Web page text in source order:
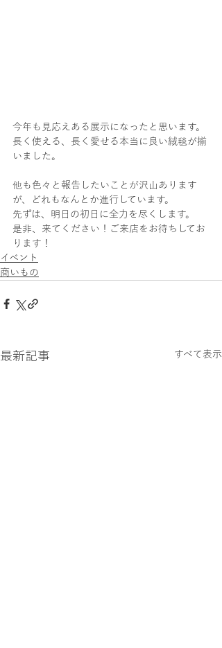
今年も見応えある展示になったと思います。
長く使える、長く愛せる本当に良い絨毯が揃
いました。
他も色々と報告したいことが沢山あります
が、どれもなんとか進行しています。
先ずは、明日の初日に全力を尽くします。
是非、来てください！ご来店をお待ちしてお
ります！
イベント
商いもの
最新記事 すべて表示